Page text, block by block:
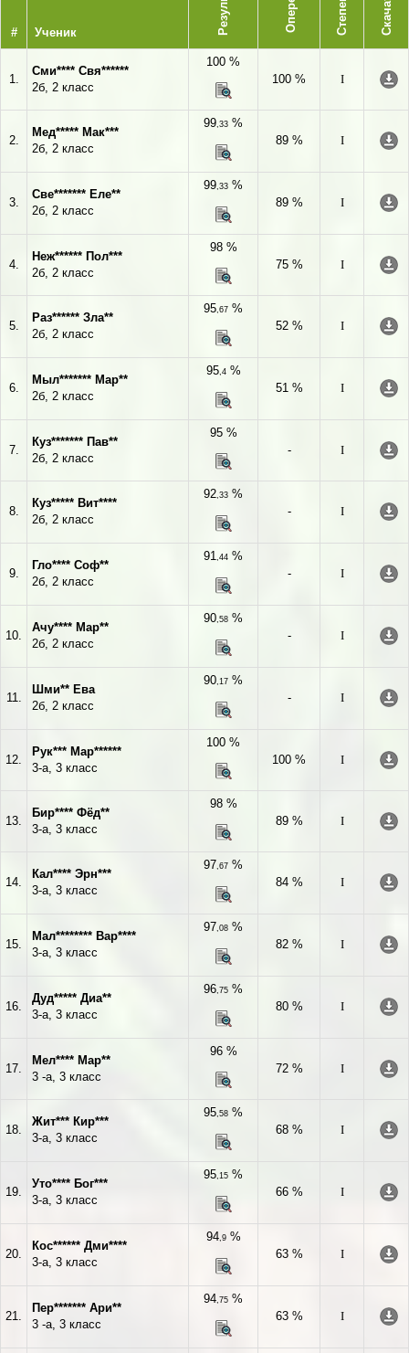
# Ученик Степень Скачать
1.
Сми**** Свя******
2б, 2 класс
100 %
100 %
I
2.
Мед***** Мак***
2б, 2 класс
99,33 %
89 %
I
3.
Све******* Еле**
2б, 2 класс
99,33 %
89 %
I
4.
Неж****** Пол***
2б, 2 класс
98 %
75 %
I
5.
Раз****** Зла**
2б, 2 класс
95,67 %
52 %
I
6.
Мыл******* Мар**
2б, 2 класс
95,4%
51 %
I
7.
Куз******* Пав**
2б, 2 класс
95 %
-
I
8.
Куз***** Вит****
2б, 2 класс
92,33 %
-
I
9.
Гло**** Соф**
2б, 2 класс
91,44 %
-
I
10.
Ачу**** Мар**
2б, 2 класс
90,58 %
-
I
11.
Шми** Ева
2б, 2 класс
90,17 %
-
I
12.
Рук*** Мар******
3-а, 3 класс
100 %
100 %
I
13.
Бир**** Фёд**
3-а, 3 класс
98 %
89 %
I
14.
Кал**** Эрн***
3-а, 3 класс
97,67 %
84 %
I
15.
Мал******** Вар****
3-а, 3 класс
97,08 %
82 %
I
16.
Дуд***** Диа**
3-а, 3 класс
96,75 %
80 %
I
17.
Мел**** Мар**
3 -а, 3 класс
96 %
72 %
I
18.
Жит*** Кир***
3-а, 3 класс
95,58 %
68 %
I
19.
Уто**** Бог***
3-а, 3 класс
95,15 %
66 %
I
20.
Кос****** Дми****
3-а, 3 класс
94,9%
63 %
I
21.
Пер******* Ари**
3 -а, 3 класс
94,75 %
63 %
I